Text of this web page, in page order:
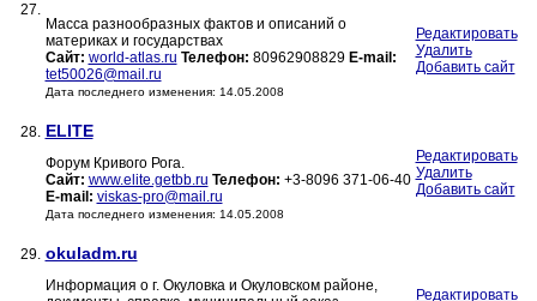
27.
Масса разнообразных фактов и описаний о
материках и государствах
Сайт: world-atlas.ru Телефон: 80962908829 E-mail:
tet50026@mail.ru
Дата последнего изменения: 14.05.2008
Редактировать
Удалить
Добавить сайт
28. ELITE
Форум Кривого Рога.
Сайт: www.elite.getbb.ru Телефон: +3-8096 371-06-40
E-mail: viskas-pro@mail.ru
Дата последнего изменения: 14.05.2008
Редактировать
Удалить
Добавить сайт
29. okuladm.ru
Информация о г. Окуловка и Окуловском районе,
Редактировать